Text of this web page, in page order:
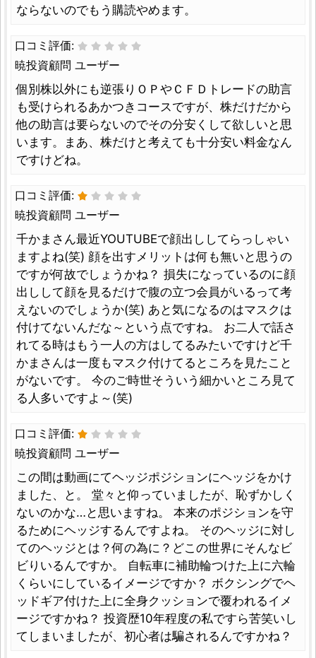
ならないのでもう購読やめます。
口コミ評価:
暁投資顧問 ユーザー
個別株以外にも逆張りＯＰやＣＦＤトレードの助言
も受けられるあかつきコースですが、株だけだから
他の助言は要らないのでその分安くして欲しいと思
います。まあ、株だけと考えても十分安い料金なん
ですけどね。
口コミ評価:
暁投資顧問 ユーザー
千かまさん最近YOUTUBEで顔出ししてらっしゃい
ますよね(笑) 顔を出すメリットは何も無いと思うの
ですが何故でしょうかね？ 損失になっているのに顔
出しして顔を見るだけで腹の立つ会員がいるって考
えないのでしょうか(笑) あと気になるのはマスクは
付けてないんだな～という点ですね。 お二人で話さ
れてる時はもう一人の方はしてるみたいですけど千
かまさんは一度もマスク付けてるところを見たこと
がないです。 今のご時世そういう細かいところ見て
る人多いですよ～(笑)
口コミ評価:
暁投資顧問 ユーザー
この間は動画にてヘッジポジションにヘッジをかけ
ました、と。 堂々と仰っていましたが、恥ずかしく
ないのかな…と思いますね。 本来のポジションを守
るためにヘッジするんですよね。 そのヘッジに対し
てのヘッジとは？何の為に？どこの世界にそんなビ
ビりいるんですか。 自転車に補助輪つけた上に六輪
くらいにしているイメージですか？ ボクシングでヘ
ッドギア付けた上に全身クッションで覆われるイメ
ージですかね？ 投資歴10年程度の私ですら苦笑いし
てしまいましたが、初心者は騙されるんですかね？